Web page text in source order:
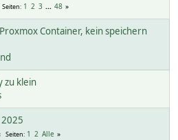
Seiten 1 2 3 ... 48
Container, kein speichern
zu klein
Seiten 1 2 Alle